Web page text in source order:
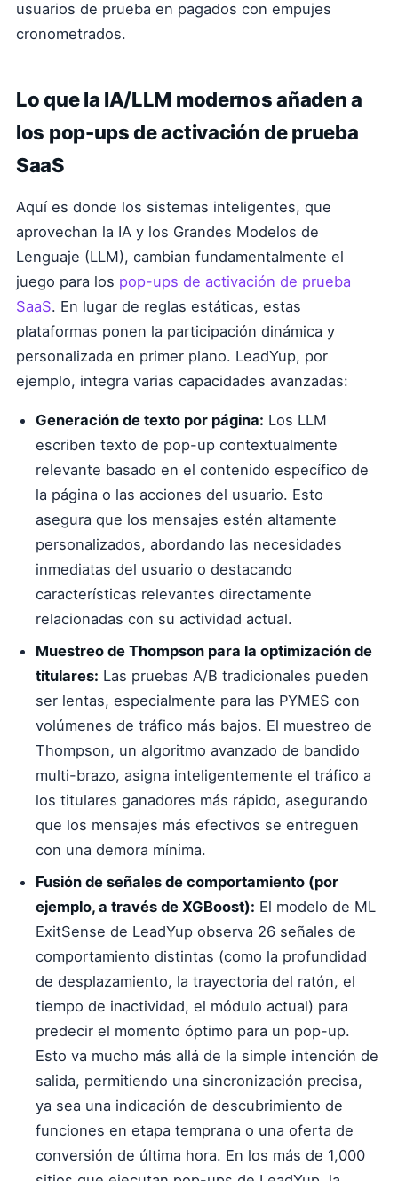
usuarios de prueba en pagados con empujes
cronometrados.
Lo que la IA/LLM modernos añaden a
los pop-ups de activación de prueba
SaaS
Aquí es donde los sistemas inteligentes, que
aprovechan la IA y los Grandes Modelos de
Lenguaje (LLM), cambian fundamentalmente el
juego para los pop-ups de activación de prueba
SaaS. En lugar de reglas estáticas, estas
plataformas ponen la participación dinámica y
personalizada en primer plano. LeadYup, por
ejemplo, integra varias capacidades avanzadas:
Generación de texto por página: Los LLM
escriben texto de pop-up contextualmente
relevante basado en el contenido específico de
la página o las acciones del usuario. Esto
asegura que los mensajes estén altamente
personalizados, abordando las necesidades
inmediatas del usuario o destacando
características relevantes directamente
relacionadas con su actividad actual.
Muestreo de Thompson para la optimización de
titulares: Las pruebas A/B tradicionales pueden
ser lentas, especialmente para las PYMES con
volúmenes de tráfico más bajos. El muestreo de
Thompson, un algoritmo avanzado de bandido
multi-brazo, asigna inteligentemente el tráfico a
los titulares ganadores más rápido, asegurando
que los mensajes más efectivos se entreguen
con una demora mínima.
Fusión de señales de comportamiento (por
ejemplo, a través de XGBoost): El modelo de ML
ExitSense de LeadYup observa 26 señales de
comportamiento distintas (como la profundidad
de desplazamiento, la trayectoria del ratón, el
tiempo de inactividad, el módulo actual) para
predecir el momento óptimo para un pop-up.
Esto va mucho más allá de la simple intención de
salida, permitiendo una sincronización precisa,
ya sea una indicación de descubrimiento de
funciones en etapa temprana o una oferta de
conversión de última hora. En los más de 1,000